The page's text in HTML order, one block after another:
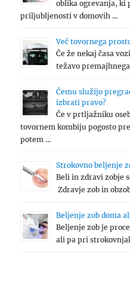
oblika ogrevanja, ki
priljubljenosti v domovih …
Več tovornega
Če že nekaj časa
težavo
Čemu služijo
izbrati pravo?
Če v prtljažniku
tovornem kombiju pogosto
potem …
Strokovno beljenje
Beli in zdravi zobje
Zdravje zob in
Beljenje zob doma
Beljenje zob je
ali pa pri